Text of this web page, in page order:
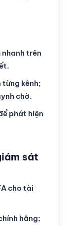
trên
từng kênh;
chờ.
phát hiện
sát
cho tài
hãng;